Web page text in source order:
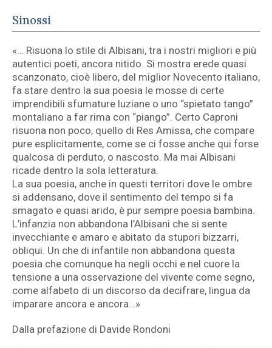
Sinossi
«… Risuona lo stile di Albisani, tra i nostri migliori e più
autentici poeti, ancora nitido. Si mostra erede quasi
scanzonato, cioè libero, del miglior Novecento italiano,
fa stare dentro la sua poesia le mosse di certe
imprendibili sfumature luziane o uno “spietato tango”
montaliano a far rima con “piango”. Certo Caproni
risuona non poco, quello di Res Amissa, che compare
pure esplicitamente, come se ci fosse anche qui forse
qualcosa di perduto, o nascosto. Ma mai Albisani
ricade dentro la sola letteratura.
La sua poesia, anche in questi territori dove le ombre
si addensano, dove il sentimento del tempo si fa
smagato e quasi arido, è pur sempre poesia bambina.
L’infanzia non abbandona l’Albisani che si sente
invecchiante e amaro e abitato da stupori bizzarri,
obliqui. Un che di infantile non abbandona questa
poesia che comunque ha negli occhi e nel cuore la
tensione a una osservazione del vivente come segno,
come alfabeto di un discorso da decifrare, lingua da
imparare ancora e ancora…»
Dalla prefazione di Davide Rondoni